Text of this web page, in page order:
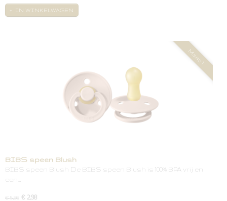
IN WINKELWAGEN
Maat: 1
BIBS speen Blush
BIBS speen Blush De BIBS speen Blush is 100% BPA vrij en
een…
€ 5,95 € 2,98